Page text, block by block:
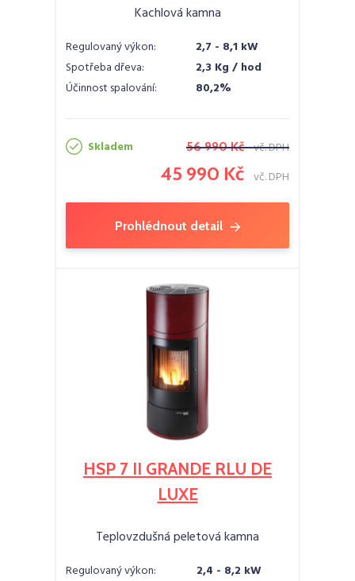
Kachlová kamna
Regulovaný výkon:
2,7 - 8,1 kW
Spotřeba dřeva:
2,3 Kg / hod
Účinnost spalování:
80,2%
Skladem 56 990 Kč vč. DPH
45 990 Kč vč. DPH
Prohlédnout detail
HSP 7 II GRANDE RLU DE
LUXE
Teplovzdušná peletová kamna
Regulovaný výkon:
2,4 - 8,2 kW